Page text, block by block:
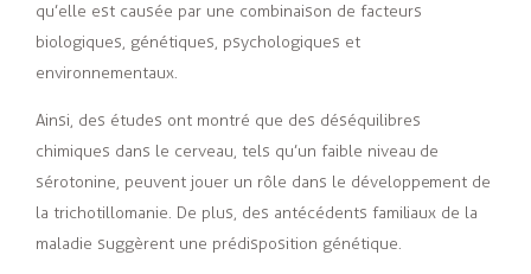
qu’elle est causée par une combinaison de facteurs
biologiques, génétiques, psychologiques et
environnementaux.
Ainsi, des études ont montré que des déséquilibres
chimiques dans le cerveau, tels qu’un faible niveau de
sérotonine, peuvent jouer un rôle dans le développement de
la trichotillomanie. De plus, des antécédents familiaux de la
maladie suggèrent une prédisposition génétique.